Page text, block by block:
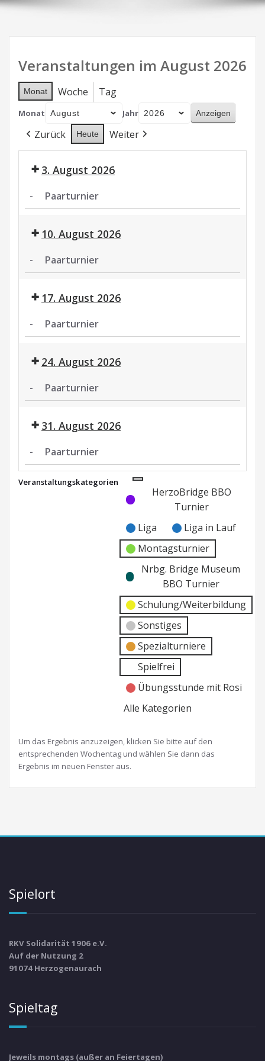
Veranstaltungen im August 2026
Monat Woche Tag
Monat Jahr
Zurück Heute Weiter
3. August 2026
- Paarturnier
10. August 2026
- Paarturnier
17. August 2026
- Paarturnier
24. August 2026
- Paarturnier
31. August 2026
- Paarturnier
Paarturnier
Veranstaltungskategorien
Kategorie
ohne
Kategorie
HerzoBridge BBO
Turnier
Liga
Liga in Lauf
Montagsturnier
Nrbg. Bridge Museum
BBO Turnier
Schulung/Weiterbildung
Sonstiges
Spezialturniere
Spielfrei
Übungsstunde mit Rosi
Alle Kategorien
Um das Ergebnis anzuzeigen, klicken Sie bitte auf den
entsprechenden Wochentag und wählen Sie dann das
Ergebnis im neuen Fenster aus.
Spielort
RKV Solidarität 1906 e.V.
Auf der Nutzung 2
91074 Herzogenaurach
Spieltag
Jeweils montags (außer an Feiertagen)